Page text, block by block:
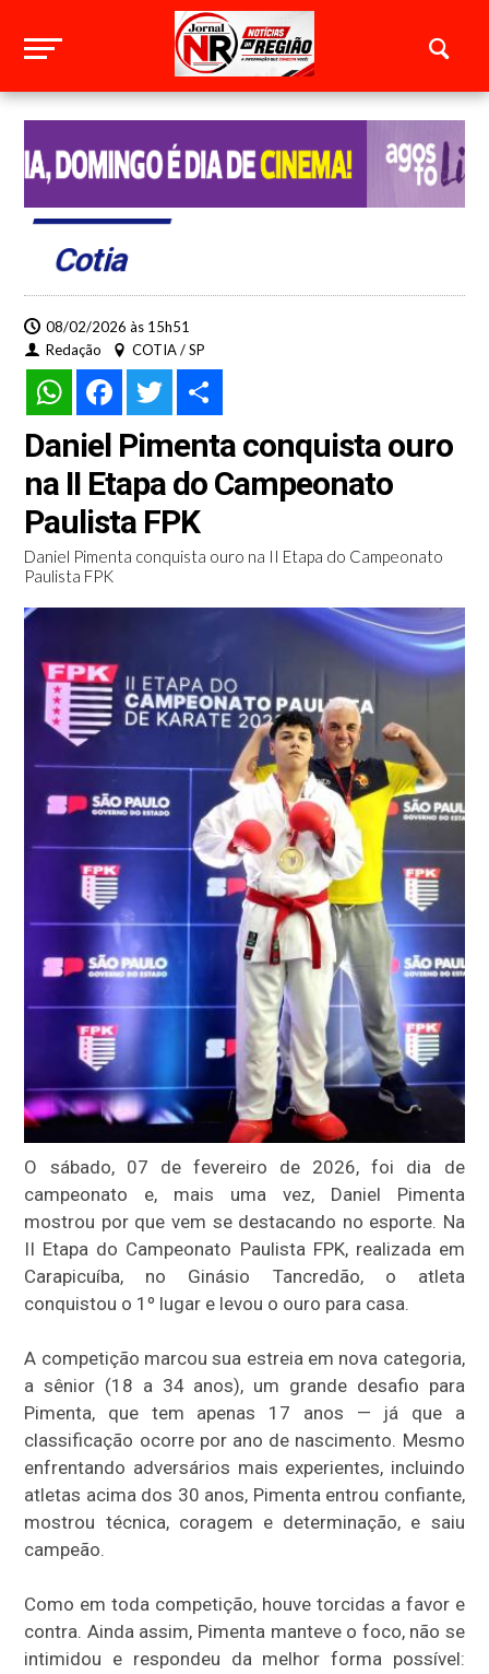
Cotia
08/02/2026 às 15h51
Redação
COTIA / SP
WhatsAppFacebookTwitter
Daniel Pimenta conquista ouro
na II Etapa do Campeonato
Paulista FPK
Daniel Pimenta conquista ouro na II Etapa do Campeonato
Paulista FPK
O sábado, 07 de fevereiro de 2026, foi dia de
campeonato e, mais uma vez, Daniel Pimenta
mostrou por que vem se destacando no esporte. Na
II Etapa do Campeonato Paulista FPK, realizada em
Carapicuíba, no Ginásio Tancredão, o atleta
conquistou o 1º lugar e levou o ouro para casa.
A competição marcou sua estreia em nova categoria,
a sênior (18 a 34 anos), um grande desafio para
Pimenta, que tem apenas 17 anos — já que a
classificação ocorre por ano de nascimento. Mesmo
enfrentando adversários mais experientes, incluindo
atletas acima dos 30 anos, Pimenta entrou confiante,
mostrou técnica, coragem e determinação, e saiu
campeão.
Como em toda competição, houve torcidas a favor e
contra. Ainda assim, Pimenta manteve o foco, não se
intimidou e respondeu da melhor forma possível: